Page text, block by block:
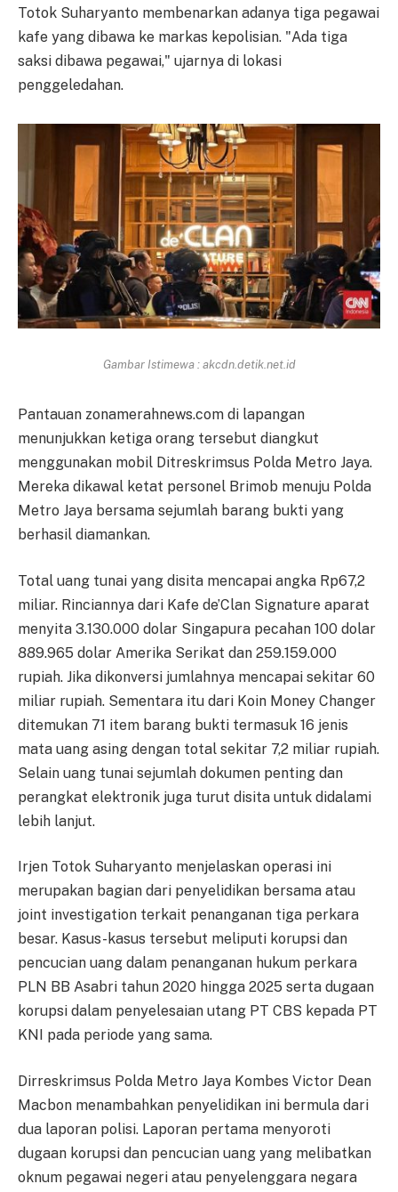
Totok Suharyanto membenarkan adanya tiga pegawai
kafe yang dibawa ke markas kepolisian. "Ada tiga
saksi dibawa pegawai," ujarnya di lokasi
penggeledahan.
Gambar Istimewa : akcdn.detik.net.id
Pantauan zonamerahnews.com di lapangan
menunjukkan ketiga orang tersebut diangkut
menggunakan mobil Ditreskrimsus Polda Metro Jaya.
Mereka dikawal ketat personel Brimob menuju Polda
Metro Jaya bersama sejumlah barang bukti yang
berhasil diamankan.
Total uang tunai yang disita mencapai angka Rp67,2
miliar. Rinciannya dari Kafe de’Clan Signature aparat
menyita 3.130.000 dolar Singapura pecahan 100 dolar
889.965 dolar Amerika Serikat dan 259.159.000
rupiah. Jika dikonversi jumlahnya mencapai sekitar 60
miliar rupiah. Sementara itu dari Koin Money Changer
ditemukan 71 item barang bukti termasuk 16 jenis
mata uang asing dengan total sekitar 7,2 miliar rupiah.
Selain uang tunai sejumlah dokumen penting dan
perangkat elektronik juga turut disita untuk didalami
lebih lanjut.
Irjen Totok Suharyanto menjelaskan operasi ini
merupakan bagian dari penyelidikan bersama atau
joint investigation terkait penanganan tiga perkara
besar. Kasus-kasus tersebut meliputi korupsi dan
pencucian uang dalam penanganan hukum perkara
PLN BB Asabri tahun 2020 hingga 2025 serta dugaan
korupsi dalam penyelesaian utang PT CBS kepada PT
KNI pada periode yang sama.
Dirreskrimsus Polda Metro Jaya Kombes Victor Dean
Macbon menambahkan penyelidikan ini bermula dari
dua laporan polisi. Laporan pertama menyoroti
dugaan korupsi dan pencucian uang yang melibatkan
oknum pegawai negeri atau penyelenggara negara